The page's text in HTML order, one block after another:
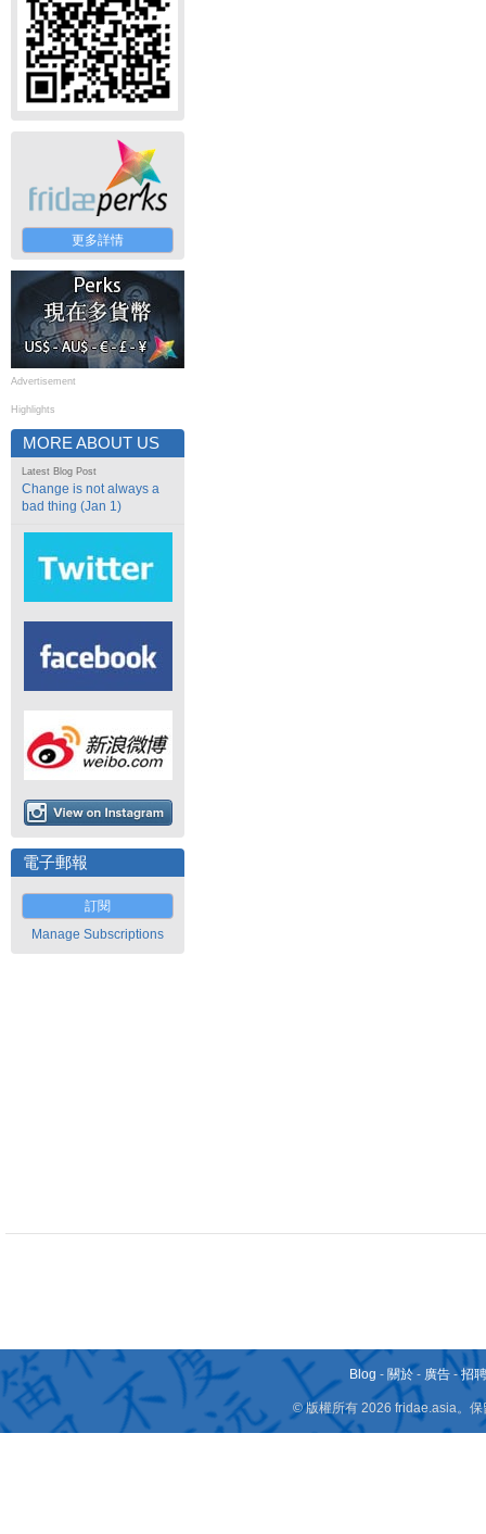
更多詳情
Advertisement
Highlights
MORE ABOUT US
Latest Blog Post
Change is not always a
bad thing (Jan 1)
電子郵報
訂閱
Manage Subscriptions
Blog - 關於 - 廣告 -招
© 版權所有 2026 fridae.asia。